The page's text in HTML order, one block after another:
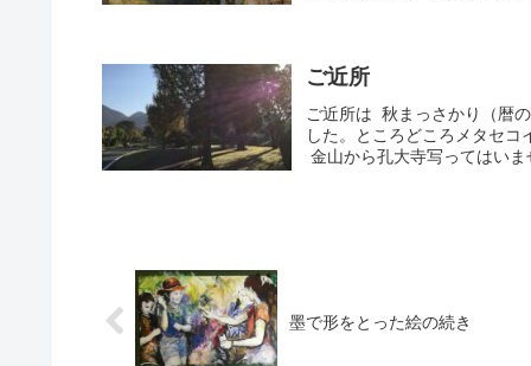
ご近所
ご近所は 秋まっさかり（暦
した。ところどころメタセ
金山から孔大寺写ってはいま
墨で形をとった絵の続き